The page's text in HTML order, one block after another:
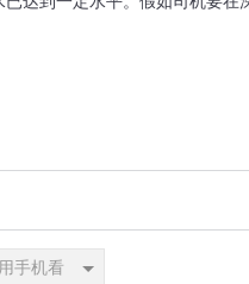
用手机看